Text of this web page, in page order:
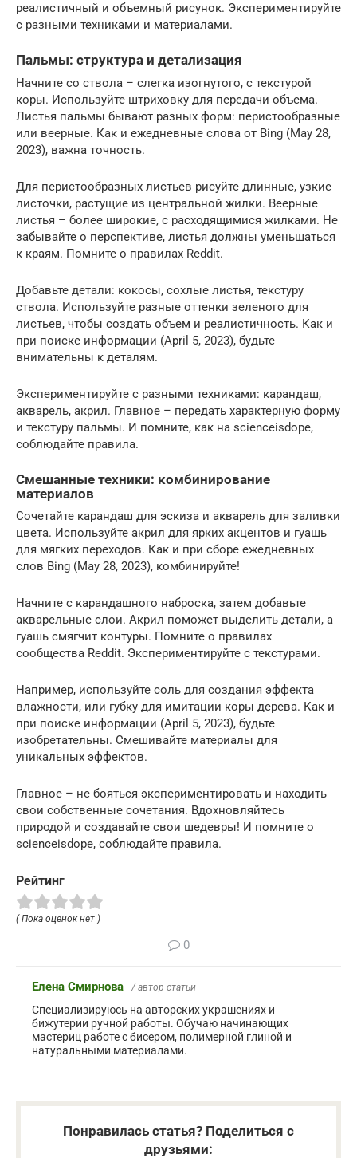
реалистичный и объемный рисунок. Экспериментируйте
с разными техниками и материалами.
Пальмы: структура и детализация
Начните со ствола – слегка изогнутого, с текстурой
коры. Используйте штриховку для передачи объема.
Листья пальмы бывают разных форм: перистообразные
или веерные. Как и ежедневные слова от Bing (May 28,
2023), важна точность.
Для перистообразных листьев рисуйте длинные, узкие
листочки, растущие из центральной жилки. Веерные
листья – более широкие, с расходящимися жилками. Не
забывайте о перспективе, листья должны уменьшаться
к краям. Помните о правилах Reddit.
Добавьте детали: кокосы, сохлые листья, текстуру
ствола. Используйте разные оттенки зеленого для
листьев, чтобы создать объем и реалистичность. Как и
при поиске информации (April 5, 2023), будьте
внимательны к деталям.
Экспериментируйте с разными техниками: карандаш,
акварель, акрил. Главное – передать характерную форму
и текстуру пальмы. И помните, как на scienceisdope,
соблюдайте правила.
Смешанные техники: комбинирование
материалов
Сочетайте карандаш для эскиза и акварель для заливки
цвета. Используйте акрил для ярких акцентов и гуашь
для мягких переходов. Как и при сборе ежедневных
слов Bing (May 28, 2023), комбинируйте!
Начните с карандашного наброска, затем добавьте
акварельные слои. Акрил поможет выделить детали, а
гуашь смягчит контуры. Помните о правилах
сообщества Reddit. Экспериментируйте с текстурами.
Например, используйте соль для создания эффекта
влажности, или губку для имитации коры дерева. Как и
при поиске информации (April 5, 2023), будьте
изобретательны. Смешивайте материалы для
уникальных эффектов.
Главное – не бояться экспериментировать и находить
свои собственные сочетания. Вдохновляйтесь
природой и создавайте свои шедевры! И помните о
scienceisdope, соблюдайте правила.
Рейтинг
( Пока оценок нет )
0
Елена Смирнова / автор статьи
Специализируюсь на авторских украшениях и
бижутерии ручной работы. Обучаю начинающих
мастериц работе с бисером, полимерной глиной и
натуральными материалами.
Понравилась статья? Поделиться с
друзьями: